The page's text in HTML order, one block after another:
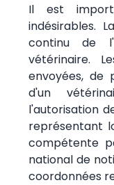
Il est
indésirables.
continu de
vétérinaire.
envoyées, de
d'un
l'autorisation
représentant
compétente
national de
coordonnées